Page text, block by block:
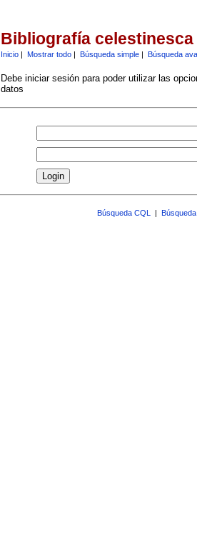
Bibliografía celestinesca
Inicio| Mostrar todo| Búsqueda simple| Búsqueda
Debe iniciar sesión para poder utilizar las
datos
Búsqueda CQL |